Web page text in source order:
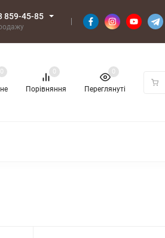
859-45-85
0
Порівняння
0
Переглянуті
0